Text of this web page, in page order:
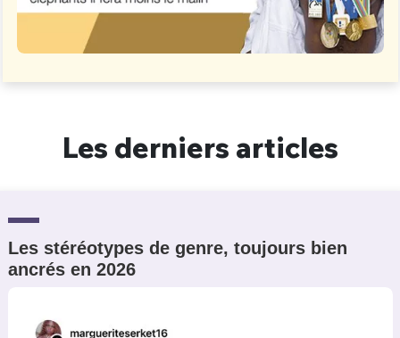
Les derniers articles
Les stéréotypes de genre, toujours bien
ancrés en 2026